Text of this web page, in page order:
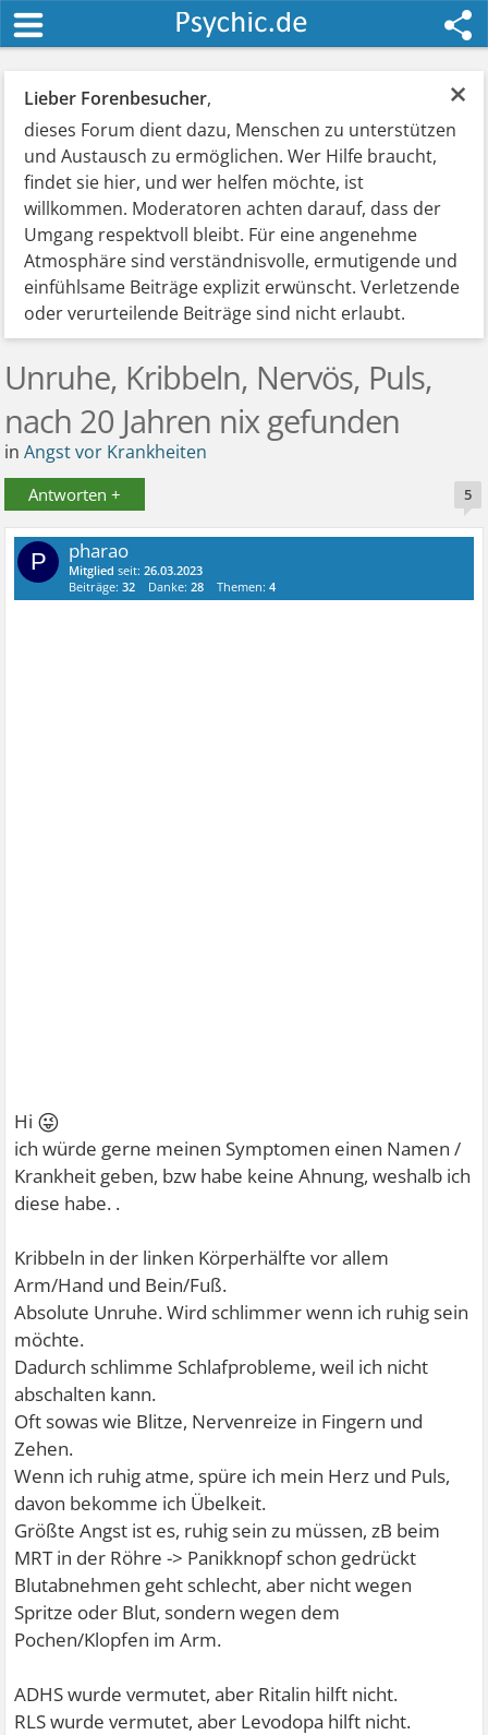
×
Lieber Forenbesucher,
dieses Forum dient dazu, Menschen zu unterstützen
und Austausch zu ermöglichen. Wer Hilfe braucht,
findet sie hier, und wer helfen möchte, ist
willkommen. Moderatoren achten darauf, dass der
Umgang respektvoll bleibt. Für eine angenehme
Atmosphäre sind verständnisvolle, ermutigende und
einfühlsame Beiträge explizit erwünscht. Verletzende
oder verurteilende Beiträge sind nicht erlaubt.
Unruhe, Kribbeln, Nervös, Puls,
nach 20 Jahren nix gefunden
inAngst vor Krankheiten
Antworten + 5
P pharao
Mitglied seit:26.03.2023
Beiträge:32 Danke:28 Themen:4
Hi 😜
ich würde gerne meinen Symptomen einen Namen /
Krankheit geben, bzw habe keine Ahnung, weshalb ich
diese habe. .
Kribbeln in der linken Körperhälfte vor allem
Arm/Hand und Bein/Fuß.
Absolute Unruhe. Wird schlimmer wenn ich ruhig sein
möchte.
Dadurch schlimme Schlafprobleme, weil ich nicht
abschalten kann.
Oft sowas wie Blitze, Nervenreize in Fingern und
Zehen.
Wenn ich ruhig atme, spüre ich mein Herz und Puls,
davon bekomme ich Übelkeit.
Größte Angst ist es, ruhig sein zu müssen, zB beim
MRT in der Röhre -> Panikknopf schon gedrückt
Blutabnehmen geht schlecht, aber nicht wegen
Spritze oder Blut, sondern wegen dem
Pochen/Klopfen im Arm.
ADHS wurde vermutet, aber Ritalin hilft nicht.
RLS wurde vermutet, aber Levodopa hilft nicht.